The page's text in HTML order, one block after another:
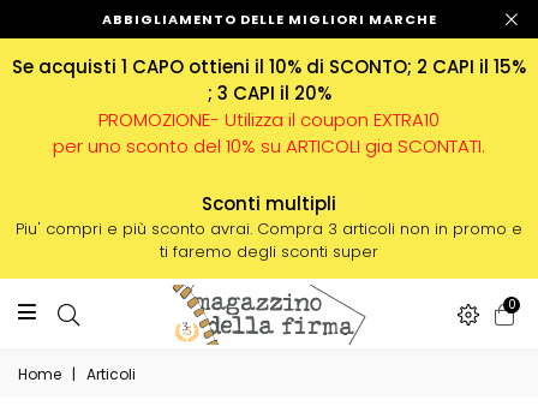
ABBIGLIAMENTO DELLE MIGLIORI MARCHE
Se acquisti 1 CAPO ottieni il 10% di SCONTO; 2 CAPI il 15%
; 3 CAPI il 20%
PROMOZIONE- Utilizza il coupon EXTRA10
per uno sconto del 10% su ARTICOLI gia SCONTATI.
Sconti multipli
Piu' compri e più sconto avrai. Compra 3 articoli non in promo e
ti faremo degli sconti super
0
Home | Articoli